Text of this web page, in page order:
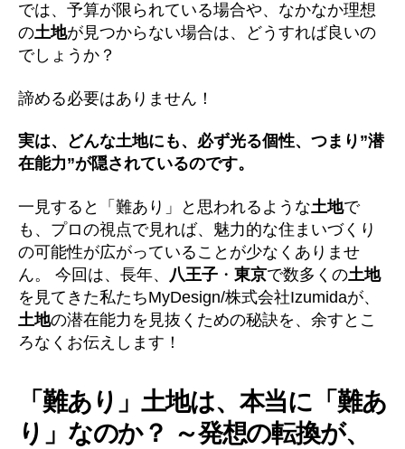
では、予算が限られている場合や、なかなか理想
の土地が見つからない場合は、どうすれば良いの
でしょうか？
諦める必要はありません！
実は、どんな土地にも、必ず光る個性、つまり”潜
在能力”が隠されているのです。
一見すると「難あり」と思われるような土地で
も、プロの視点で見れば、魅力的な住まいづくり
の可能性が広がっていることが少なくありませ
ん。 今回は、長年、 八王子 ・ 東京で数多くの土地
を見てきた私たちMyDesign/株式会社Izumidaが、
土地の潜在能力を見抜くための秘訣を、余すとこ
ろなくお伝えします！
「難あり」土地は、本当に「難あ
り」なのか？ ～発想の転換が、